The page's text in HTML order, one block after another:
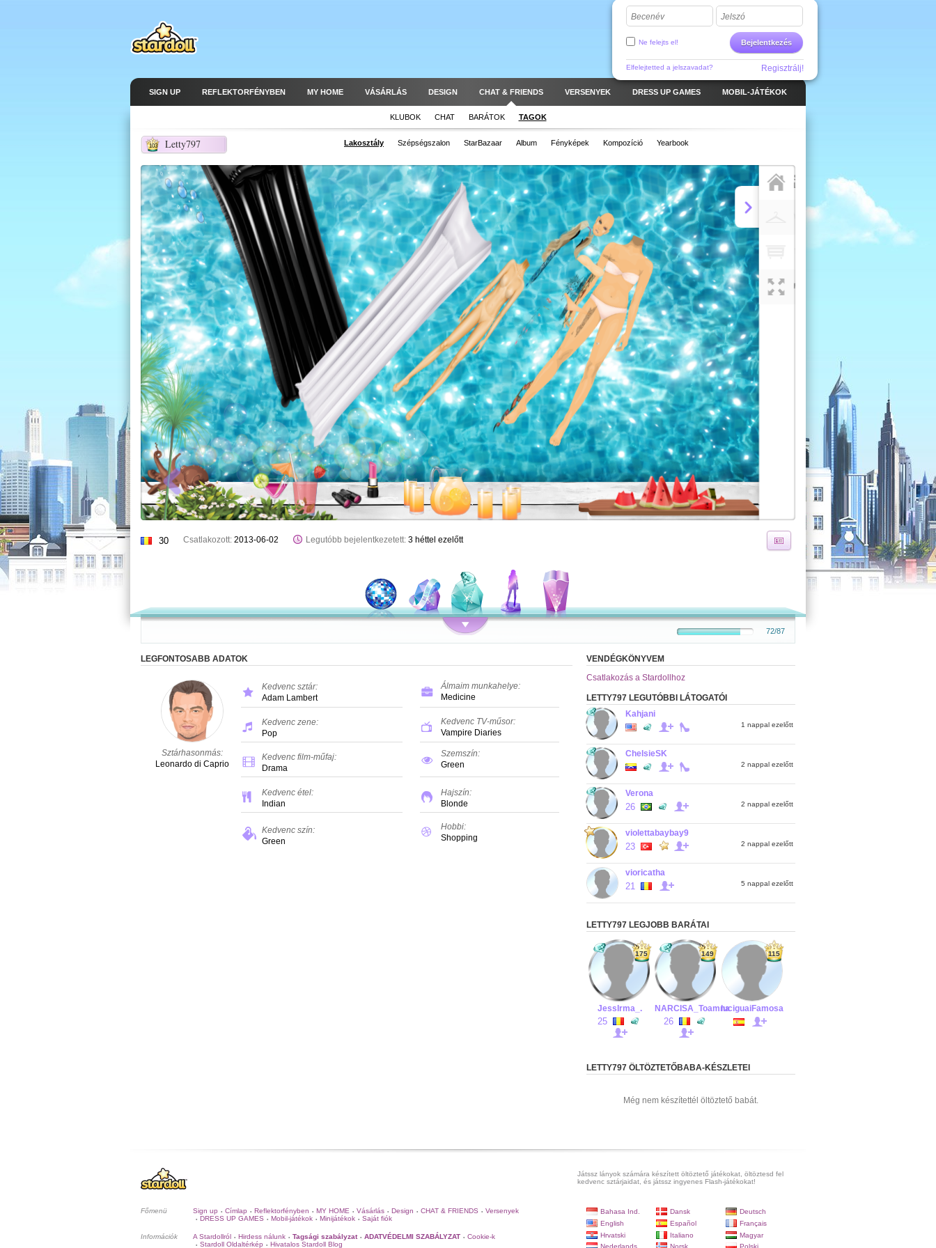
Becenév Jelszó
Bejelentkezés
Ne felejts el!
Elfelejtetted a jelszavadat? Regisztrálj!
SIGN UP REFLEKTORFÉNYBEN MY HOME VÁSÁRLÁS DESIGN CHAT & FRIENDS VERSENYEK DRESS UP GAMES MOBIL-JÁTÉKOK
KLUBOK CHAT BARÁTOK TAGOK
Letty797
103 Lakosztály Szépségszalon StarBazaar Album Fényképek Kompozíció Yearbook
30 Csatlakozott: 2013-06-02 Legutóbb bejelentkezetett: 3 héttel ezelőtt
72/87
LEGFONTOSABB ADATOK
Sztárhasonmás:
Leonardo di Caprio
Kedvenc sztár:
Adam Lambert
Kedvenc zene:
Pop
Kedvenc film-műfaj:
Drama
Kedvenc étel:
Indian
Kedvenc szín:
Green
Álmaim munkahelye:
Medicine
Kedvenc TV-műsor:
Vampire Diaries
Szemszín:
Green
Hajszín:
Blonde
Hobbi:
Shopping
VENDÉGKÖNYVEM
Csatlakozás a Stardollhoz
LETTY797 LEGUTÓBBI LÁTOGATÓI
Kahjani
1 nappal ezelőtt
ChelsieSK
2 nappal ezelőtt
Verona
26 2 nappal ezelőtt
violettabaybay9
23 2 nappal ezelőtt
vioricatha
21 5 nappal ezelőtt
LETTY797 LEGJOBB BARÁTAI
175
JessIrma_.
25
149
NARCISA_Toamna
26
115
luciguaiFamosa
LETTY797 ÖLTÖZTETŐBABA-KÉSZLETEI
Még nem készítettél öltöztető babát.
Játssz lányok számára készített öltöztető játékokat, öltöztesd fel
kedvenc sztárjaidat, és játssz ingyenes Flash-játékokat!
Főmenü Sign up • Címlap • Reflektorfényben • MY HOME • Vásárlás • Design • CHAT & FRIENDS • Versenyek
• DRESS UP GAMES • Mobil-játékok • Minijátékok • Saját fiók
Információk A Stardollról • Hirdess nálunk • Tagsági szabályzat • ADATVÉDELMI SZABÁLYZAT • Cookie-k
• Stardoll Oldaltérkép • Hivatalos Stardoll Blog
Bahasa Ind. Dansk
Deutsch
English
Español
Français
Hrvatski
Italiano
Magyar